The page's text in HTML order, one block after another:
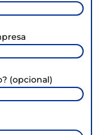
(opcional)